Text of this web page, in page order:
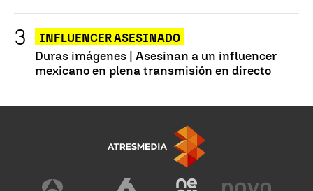
INFLUENCER ASESINADO
Duras imágenes | Asesinan a un influencer
mexicano en plena transmisión en directo